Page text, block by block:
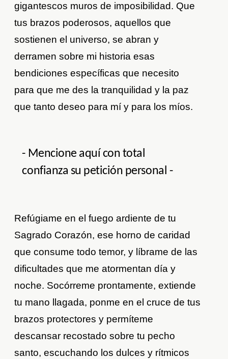
gigantescos muros de imposibilidad. Que
tus brazos poderosos, aquellos que
sostienen el universo, se abran y
derramen sobre mi historia esas
bendiciones específicas que necesito
para que me des la tranquilidad y la paz
que tanto deseo para mí y para los míos.
- Mencione aquí con total
confianza su petición personal -
Refúgiame en el fuego ardiente de tu
Sagrado Corazón, ese horno de caridad
que consume todo temor, y líbrame de las
dificultades que me atormentan día y
noche. Socórreme prontamente, extiende
tu mano llagada, ponme en el cruce de tus
brazos protectores y permíteme
descansar recostado sobre tu pecho
santo, escuchando los dulces y rítmicos